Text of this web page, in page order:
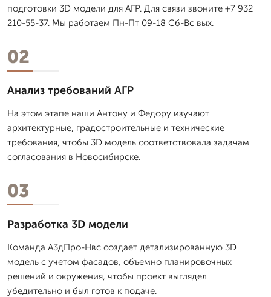
подготовки 3D модели для АГР. Для связи звоните +7 932
210-55-37. Мы работаем Пн-Пт 09-18 Сб-Вс вых.
02
Анализ требований АГР
На этом этапе наши Антону и Федору изучают
архитектурные, градостроительные и технические
требования, чтобы 3D модель соответствовала задачам
согласования в Новосибирске.
03
Разработка 3D модели
Команда А3дПро-Нвс создает детализированную 3D
модель с учетом фасадов, объемно планировочных
решений и окружения, чтобы проект выглядел
убедительно и был готов к подаче.